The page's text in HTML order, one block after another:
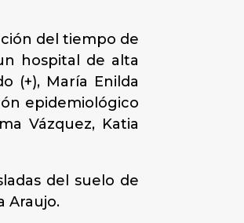
del tiempo de
hospital de alta
(+), María Enilda
epidemiológico
Vázquez, Katia
del suelo de
Araujo.